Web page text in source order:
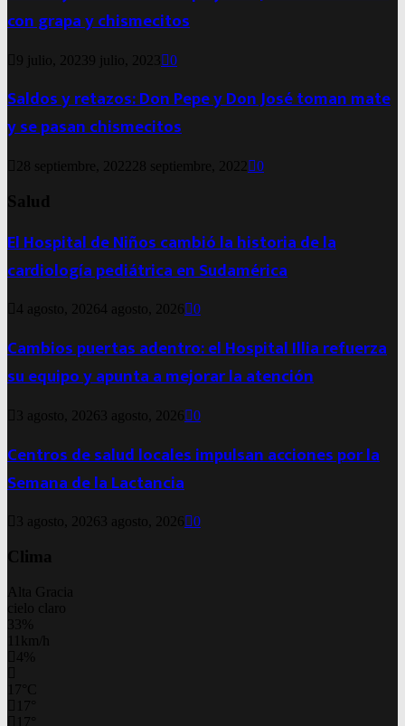
con grapa y chismecitos
9 julio, 20239 julio, 2023 0
Saldos y retazos: Don Pepe y Don José toman mate
y se pasan chismecitos
28 septiembre, 2022 28 septiembre, 2022 0
Salud
El Hospital de Niños cambió la historia de la
cardiología pediátrica en Sudamérica
4 agosto, 20264 agosto, 2026 0
Cambios puertas adentro: el Hospital Illia refuerza
su equipo y apunta a mejorar la atención
3 agosto, 2026 3 agosto, 2026 0
Centros de salud locales impulsan acciones por la
Semana de la Lactancia
3 agosto, 2026 3 agosto, 2026 0
Clima
Alta Gracia
cielo claro
33%
11km/h
4%
17 C
17
17